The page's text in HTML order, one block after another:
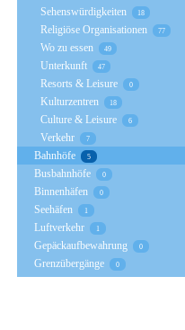
Sehenswürdigkeiten 18
Religiöse Organisationen 77
Wo zu essen 49
Unterkunft 47
Resorts & Leisure 0
Kulturzentren 18
Culture & Leisure 6
Verkehr 7
Bahnhöfe 5
Busbahnhöfe 0
Binnenhäfen 0
Seehäfen 1
Luftverkehr 1
Gepäckaufbewahrung 0
Grenzübergänge 0